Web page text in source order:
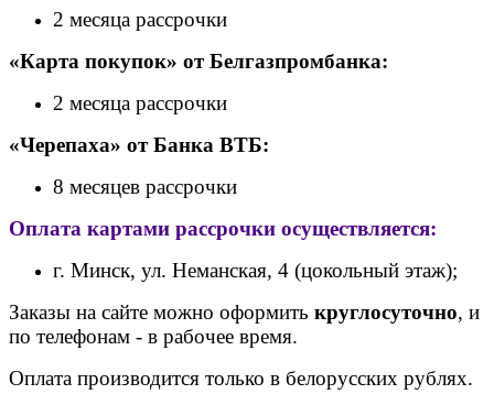
2 месяца рассрочки
«Карта покупок» от Белгазпромбанка:
2 месяца рассрочки
«Черепаха» от Банка ВТБ:
8 месяцев рассрочки
Оплата картами рассрочки осуществляется:
г. Минск, ул. Неманская, 4 (цокольный этаж);
Заказы на сайте можно оформить круглосуточно, и
по телефонам - в рабочее время.
Оплата производится только в белорусских рублях.